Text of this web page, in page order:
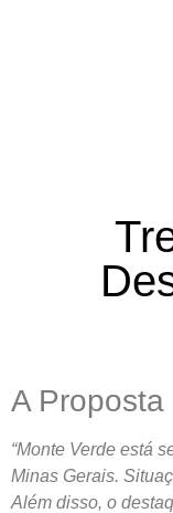
A Proposta
“Monte Verde está
Minas Gerais.
Além disso, o